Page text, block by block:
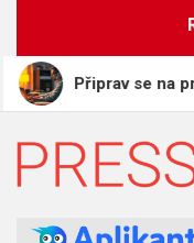
content
se na práci
PRESS-